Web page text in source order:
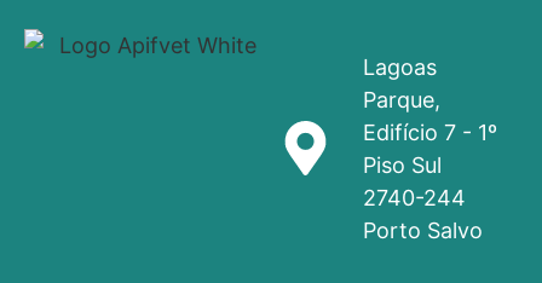
Lagoas
Parque,
Edifício 7 - 1º
Piso Sul
2740-244
Porto Salvo